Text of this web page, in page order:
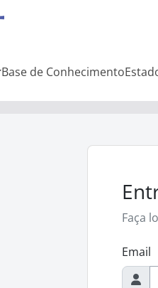
Base de Conhecimento
Faça
Email